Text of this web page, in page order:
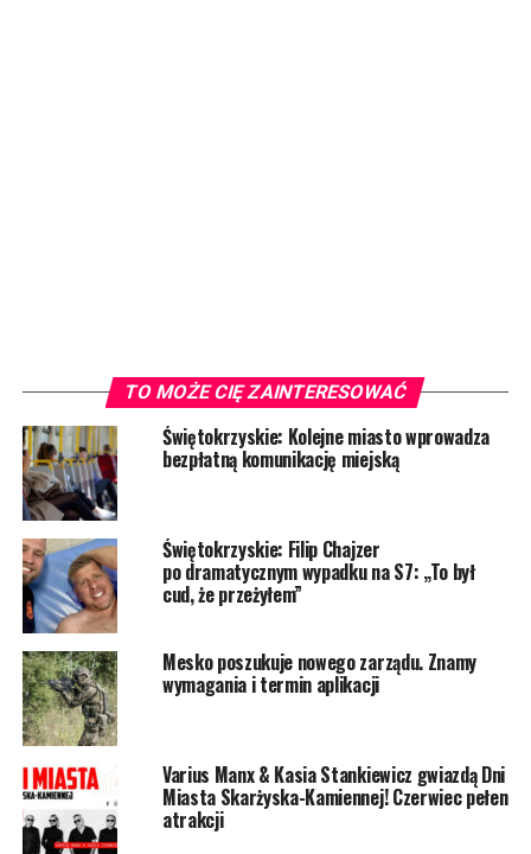
TO MOŻE CIĘ ZAINTERESOWAĆ
Świętokrzyskie: Kolejne miasto wprowadza
bezpłatną komunikację miejską
Świętokrzyskie: Filip Chajzer
po dramatycznym wypadku na S7: „To był
cud, że przeżyłem”
Mesko poszukuje nowego zarządu. Znamy
wymagania i termin aplikacji
Varius Manx & Kasia Stankiewicz gwiazdą Dni
Miasta Skarżyska-Kamiennej! Czerwiec pełen
atrakcji